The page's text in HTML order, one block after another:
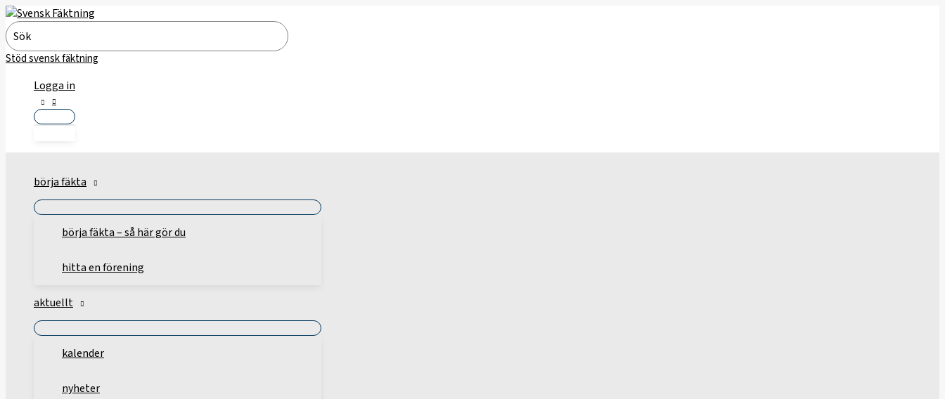
Hoppa
till
innehåll
Search
for:
Stöd svensk fäktning
Logga in
börja fäkta
börja fäkta – så här gör du
hitta en förening
aktuellt
kalender
nyheter